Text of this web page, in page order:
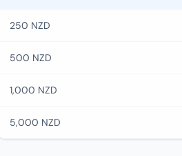
250 NZD
500 NZD
1,000 NZD
5,000 NZD